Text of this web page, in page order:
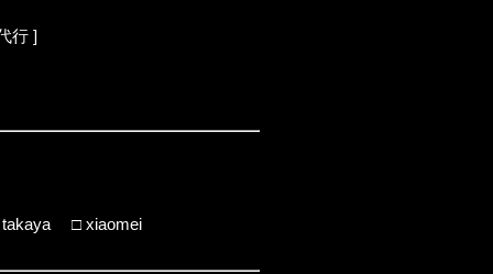
行 ]
takaya □ xiaomei